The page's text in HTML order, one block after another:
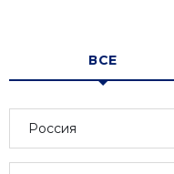
ВСЕ
Россия